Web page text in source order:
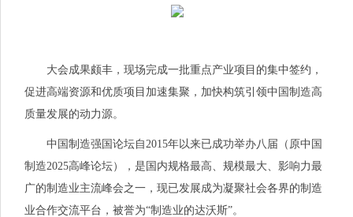
大会成果颇丰，现场完成一批重点产业项目的集中签约，
促进高端资源和优质项目加速集聚，加快构筑引领中国制造高
质量发展的动力源。
中国制造强国论坛自2015年以来已成功举办八届（原中国
制造2025高峰论坛），是国内规格最高、规模最大、影响力最
广的制造业主流峰会之一，现已发展成为凝聚社会各界的制造
业合作交流平台，被誉为“制造业的达沃斯”。